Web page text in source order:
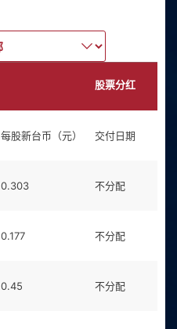
股票分红
每股新台币（元） 交付日期
0.303 不分配
0.177 不分配
0.45 不分配